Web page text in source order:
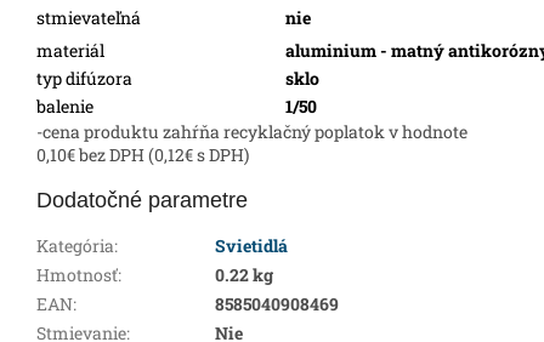
stmievateľná
nie
materiál
aluminium - matný
typ difúzora
sklo
balenie
1/50
-cena produktu zahŕňa recyklačný poplatok v hodnote
0,10€ bez DPH (0,12€ s DPH)
Dodatočné parametre
Kategória:
Svietidlá
Hmotnosť:
0.22 kg
EAN:
8585040908469
Stmievanie: Nie